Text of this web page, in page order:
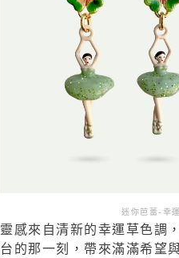
迷你芭蕾-幸
靈感來自清新的幸運草色調
台的那一刻，帶來滿滿希望